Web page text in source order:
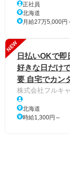
正社員
北海道
月給27万5,000円
NEW
日払いOKで
好きな日だけ
要 自宅でカン
株式会社フルキ
北海道
時給1,300円～